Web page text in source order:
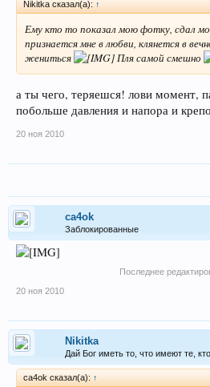
Nikitka сказал(а): ↑
Ему кто то показал мою фотку, сдал
признается мне в любви, клянется в
жениться
Пля самой смешно
а ты чего, теряешся! лови момент,
побольше давления и напора и
20 ноя 2010
ca4ok
Заблокированные
Последнее
20 ноя 2010
Nikitka
Дай Бог иметь то, что имеют те,
ca4ok сказал(а): ↑